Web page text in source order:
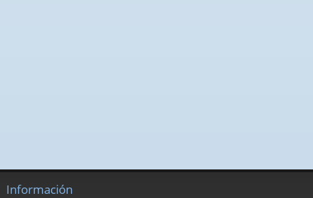
Información